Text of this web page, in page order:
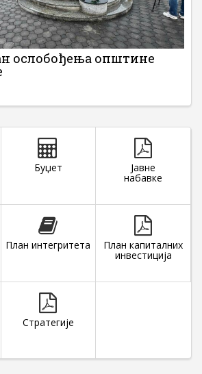
ослобођења општине
Буџет Јавне
набавке
План интегритета План капиталних
инвестиција
Стратегије